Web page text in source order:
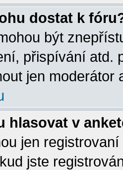
dostat k
být
přispívání atd.
jen moderátor
hlasovat v
jen
jste